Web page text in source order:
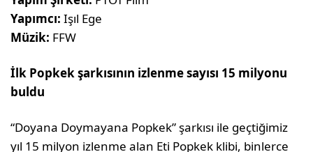
Yapımcı:Işıl Ege
Müzik: FFW
İlk Popkek şarkısının izlenme sayısı 15 milyonu
buldu
“Doyana Doymayana Popkek” şarkısı ile geçtiğimiz
yıl 15 milyon izlenme alan Eti Popkek klibi, binlerce